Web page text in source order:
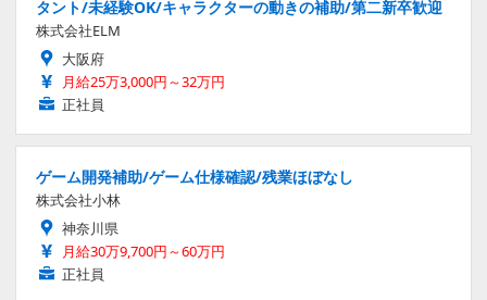
タント/未経験OK/キャラクターの動きの補助/第二新卒歓迎
株式会社ELM
大阪府
月給25万3,000円～32万円
正社員
ゲーム開発補助/ゲーム仕様確認/残業ほぼなし
株式会社小林
神奈川県
月給30万9,700円～60万円
正社員